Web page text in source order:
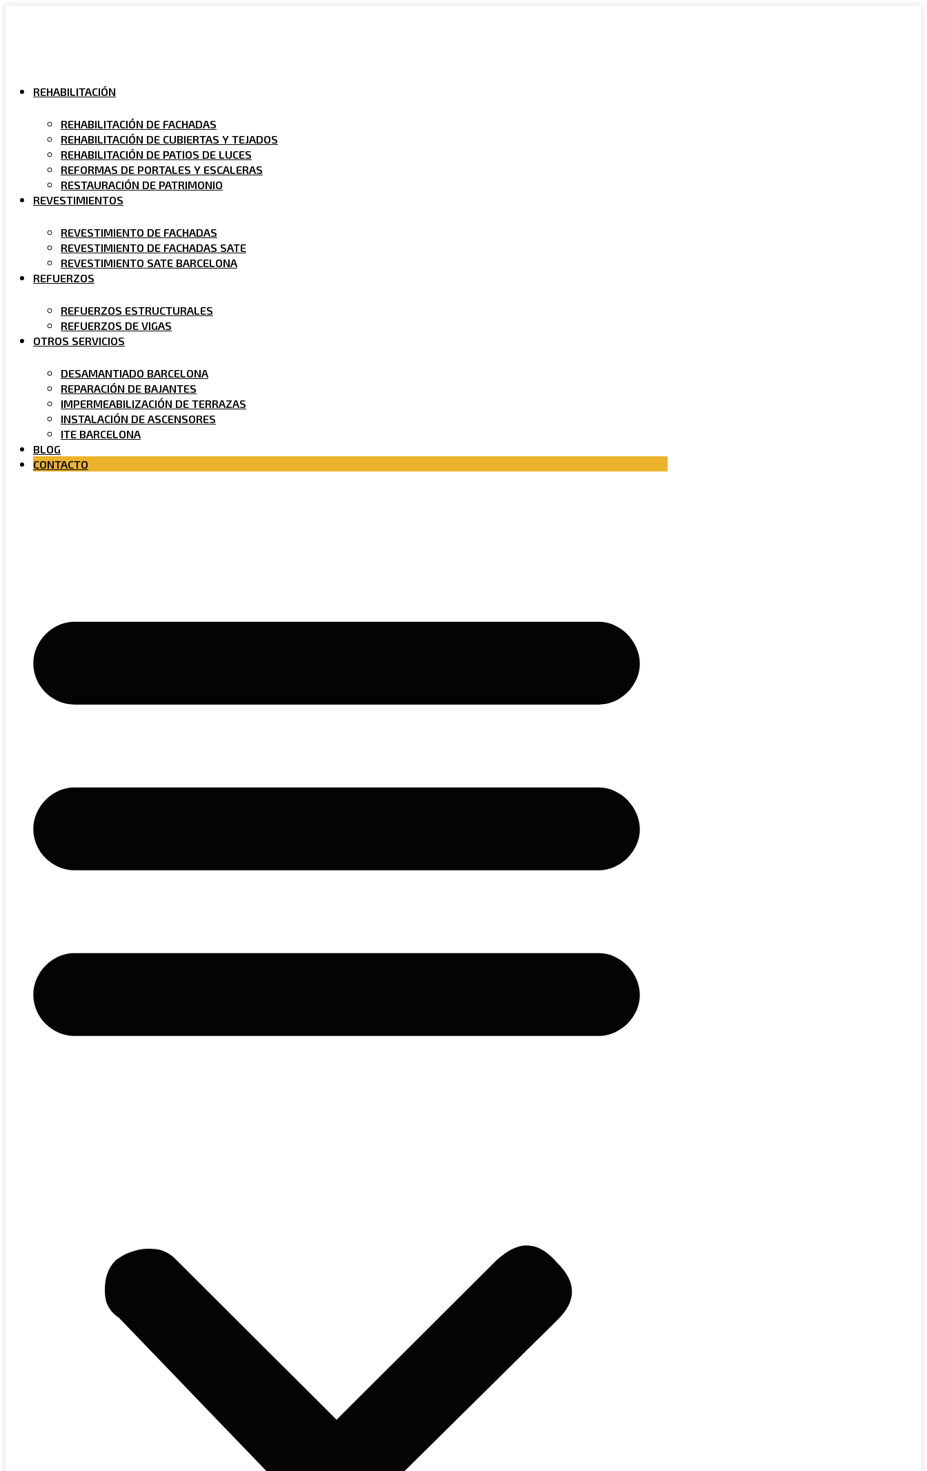
REHABILITACIÓN
REHABILITACIÓN DE FACHADAS
REHABILITACIÓN DE CUBIERTAS Y TEJADOS
REHABILITACIÓN DE PATIOS DE LUCES
REFORMAS DE PORTALES Y ESCALERAS
RESTAURACIÓN DE PATRIMONIO
REVESTIMIENTOS
REVESTIMIENTO DE FACHADAS
REVESTIMIENTO DE FACHADAS SATE
REVESTIMIENTO SATE BARCELONA
REFUERZOS
REFUERZOS ESTRUCTURALES
REFUERZOS DE VIGAS
OTROS SERVICIOS
DESAMANTIADO BARCELONA
REPARACIÓN DE BAJANTES
IMPERMEABILIZACIÓN DE TERRAZAS
INSTALACIÓN DE ASCENSORES
ITE BARCELONA
BLOG
CONTACTO